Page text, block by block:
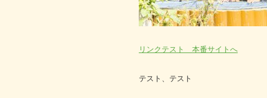
リンクテスト 本番サイトへ
テスト、テスト